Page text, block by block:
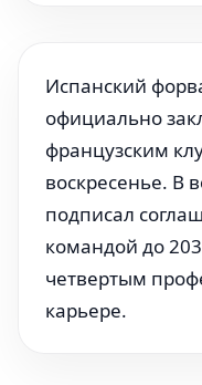
Испанский
официально
французским
воскресенье. В
подписал
командой до
четвертым
карьере.